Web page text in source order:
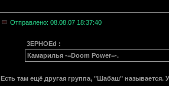
Отправлено: 08.08.07 18:37:40
3EPHOEd :
Камарилья -=Doom Power=-.
Есть там ещё другая группа, "Шабаш" называется.